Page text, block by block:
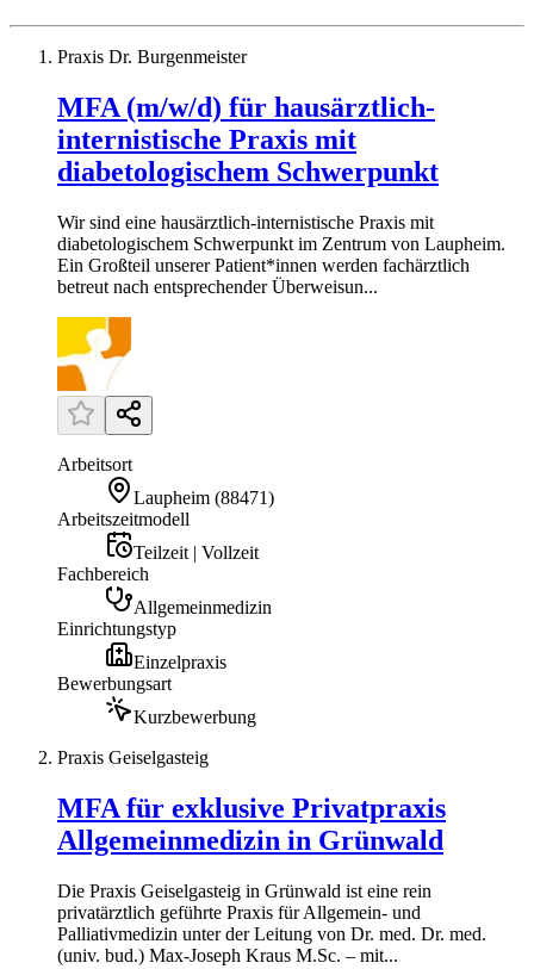
Praxis Dr. Burgenmeister
MFA (m/w/d) für hausärztlich-
internistische Praxis mit
diabetologischem Schwerpunkt
Wir sind eine hausärztlich-internistische Praxis mit
diabetologischem Schwerpunkt im Zentrum von Laupheim.
Ein Großteil unserer Patient*innen werden fachärztlich
betreut nach entsprechender Überweisun...
Arbeitsort
Laupheim (88471)
Arbeitszeitmodell
Teilzeit | Vollzeit
Fachbereich
Allgemeinmedizin
Einrichtungstyp
Einzelpraxis
Bewerbungsart
Kurzbewerbung
Praxis Geiselgasteig
MFA für exklusive Privatpraxis
Allgemeinmedizin in Grünwald
Die Praxis Geiselgasteig in Grünwald ist eine rein
privatärztlich geführte Praxis für Allgemein- und
Palliativmedizin unter der Leitung von Dr. med. Dr. med.
(univ. bud.) Max-Joseph Kraus M.Sc. – mit...